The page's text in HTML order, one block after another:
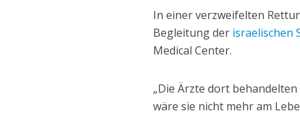
In einer verzweifelten
Begleitung der israelischen
Medical Center.
„Die Ärzte dort
wäre sie nicht mehr am